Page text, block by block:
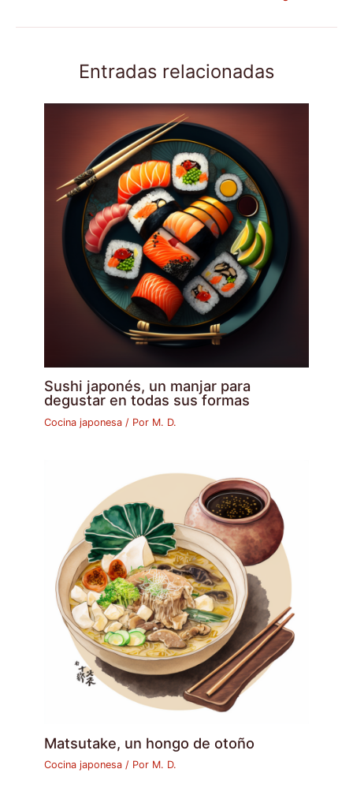
Entradas relacionadas
Sushi japonés, un manjar para
degustar en todas sus formas
Cocina japonesa / Por M. D.
Matsutake, un hongo de otoño
Cocina japonesa / Por M. D.